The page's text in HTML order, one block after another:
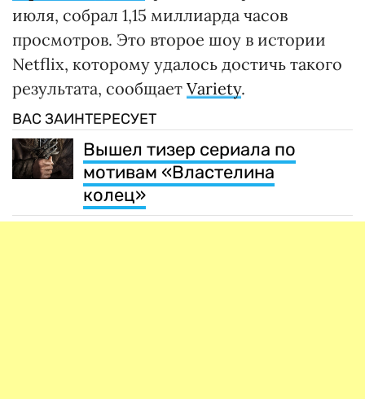
июля, собрал 1,15 миллиарда часов
просмотров. Это второе шоу в истории
Netflix, которому удалось достичь такого
результата, сообщает Variety.
ВАС ЗАИНТЕРЕСУЕТ
Вышел тизер сериала по
мотивам «Властелина
колец»